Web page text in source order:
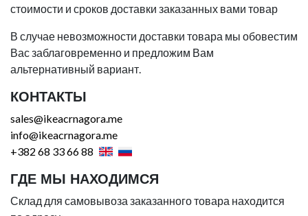
стоимости и сроков доставки заказанных вами товар
В случае невозможности доставки товара мы обовестим
Вас заблаговременно и предложим Вам
альтернативный вариант.
КОНТАКТЫ
sales@ikeacrnagora.me
info@ikeacrnagora.me
+382 68 33 66 88
ГДЕ МЫ НАХОДИМСЯ
Склад для самовывоза заказанного товара находится